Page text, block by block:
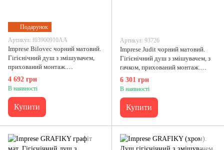
Подарунок
Артикул: f03900910AA
Imprese Bilovec чорний матовий.
Гігієнічний душ з змішувачем,
прихований монтаж.
f03900910AA
4 692 грн
В наявності
Купити
Артикул: 93726
Imprese Judit чорний матовий.
Гігієнічний душ з змішувачем, з
гачком, прихований монтаж.
f03710810AA
6 301 грн
В наявності
Купити